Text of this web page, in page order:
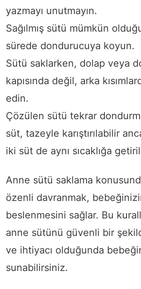
yazmayı unutmayın.
Sağılmış sütü mümkün
sürede dondurucuya koyun.
Sütü saklarken, dolap veya
kapısında değil, arka
edin.
Çözülen sütü tekrar
süt, tazeyle karıştırılabilir
iki süt de aynı sıcaklığa
Anne sütü saklama
özenli davranmak,
beslenmesini sağlar. Bu
anne sütünü güvenli bir
ve ihtiyacı olduğunda
sunabilirsiniz.